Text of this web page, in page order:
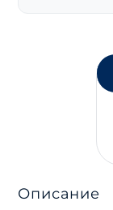
Описание